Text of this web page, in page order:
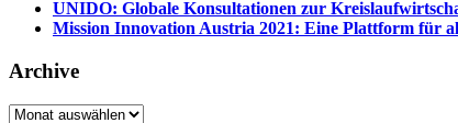
UNIDO: Globale Konsultationen zur
Mission Innovation Austria 2021: Eine Plattform für
Archive
Archive